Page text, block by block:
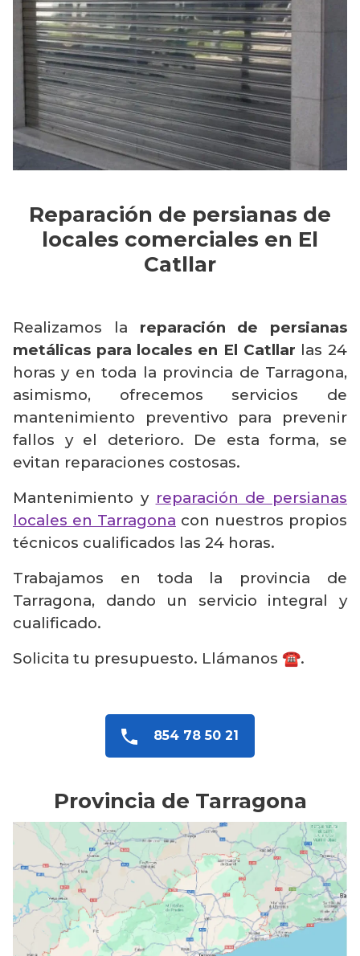
Reparación de persianas de
locales comerciales en El
Catllar
Realizamos la reparación de persianas
metálicas para locales en El Catllar las 24
horas y en toda la provincia de Tarragona,
asimismo, ofrecemos servicios de
mantenimiento preventivo para prevenir
fallos y el deterioro. De esta forma, se
evitan reparaciones costosas.
Mantenimiento y reparación de persianas
locales en Tarragona con nuestros propios
técnicos cualificados las 24 horas.
Trabajamos en toda la provincia de
Tarragona, dando un servicio integral y
cualificado.
Solicita tu presupuesto. Llámanos ☎️.
854 78 50 21
Provincia de Tarragona